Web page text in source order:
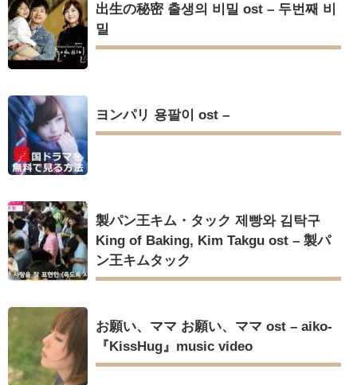
出生の秘密 출생의 비밀 ost – 두번째 비
밀
ヨンパリ 용팔이 ost –
製パン王キム・タック 제빵와 김탁구
King of Baking, Kim Takgu ost – 製パ
ン王キムタック
お願い、ママ お願い、ママ ost – aiko-
『KissHug』music video